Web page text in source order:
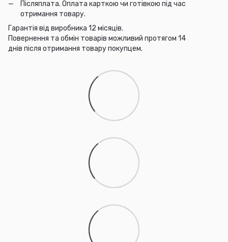
Післяплата. Оплата карткою чи готівкою під час
отримання товару.
Гарантія від виробника 12 місяців.
Повернення та обмін товарів можливий протягом 14
днів після отримання товару покупцем.